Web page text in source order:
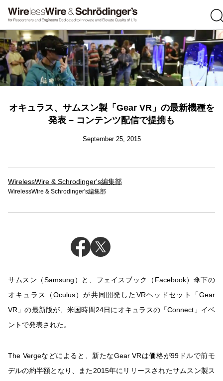
オキュラス、サムスン製「Gear VR」の最新機種を
発表 – コンテンツ配信で提携も
September 25, 2015
WirelessWire & Schrodinger's編集部
WirelessWire & Schrodinger's編集部
サムスン（Samsung）と、フェイスブック（Facebook）傘下の
オキュラス（Oculus）が共同開発したVRヘッドセット「Gear
VR」の最新版が、米国時間24日にオキュラスの「Connect」イベ
ントで発表された。
The Vergeなどによると、新たなGear VRは価格が99ドルで前モ
デルの約半額となり、また2015年にリリースされたサムスン製ス